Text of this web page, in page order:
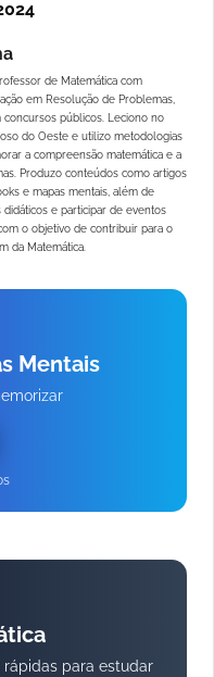
de Matemática com
em Resolução de Problemas,
públicos. Leciono no
do Oeste e utilizo metodologias
a compreensão matemática e a
Produzo conteúdos como artigos
e mapas mentais, além de
e participar de eventos
o objetivo de contribuir para o
da Matemática.
Mentais
rápidas para estudar